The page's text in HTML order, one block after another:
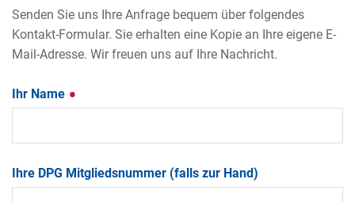
Senden Sie uns Ihre Anfrage bequem über folgendes
Kontakt-Formular. Sie erhalten eine Kopie an Ihre eigene E-
Mail-Adresse. Wir freuen uns auf Ihre Nachricht.
Ihr Name
Ihre DPG Mitgliedsnummer (falls zur Hand)